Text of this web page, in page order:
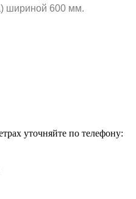
шириной 600 мм.
уточняйте по телефону: